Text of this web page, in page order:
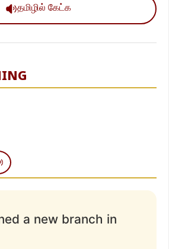
தமிழில் கேட்க
a new branch in